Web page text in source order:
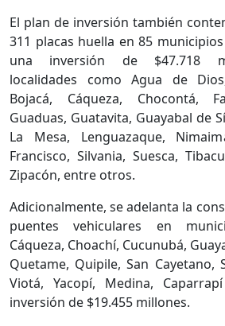
El plan de inversión también
311 placas huella en 85
una inversión de $47.718
localidades como Agua de
Bojacá, Cáqueza, Chocontá,
Guaduas, Guatavita, Guayabal de
La Mesa, Lenguazaque,
Francisco, Silvania, Suesca,
Zipacón, entre otros.
Adicionalmente, se adelanta la
puentes vehiculares en
Cáqueza, Choachí, Cucunubá,
Quetame, Quipile, San Cayetano,
Viotá, Yacopí, Medina,
inversión de $19.455 millones.